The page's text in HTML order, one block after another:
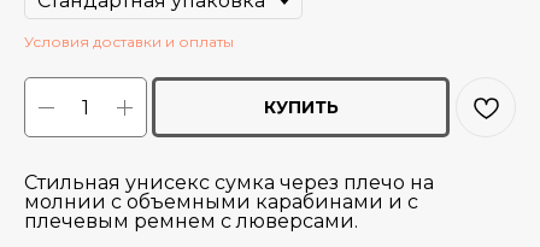
Условия доставки и оплаты
КУПИТЬ
Стильная унисекс сумка через плечо на
молнии с объемными карабинами и с
плечевым ремнем с люверсами.